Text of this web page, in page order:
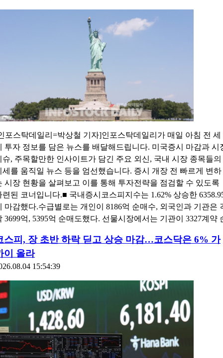
포스탁데일리=박상철 기자]인포스탁데일리가 매일 아침 전 세
투자 정보를 담은 뉴스를 배달해드립니다. 미국증시 마감과 시
슈, 주목할만한 인사이트가 담긴 주요 외신, 국내 시장 종목들의
세를 움직일 뉴스 등을 엄선했습니다. 증시 개장 전 빠르게 변하
시장 현황을 살펴보고 이를 통해 투자전략을 점검할 수 있도록
련된 코너입니다.■ 국내증시코스피지수는 1.62% 상승한
마감했다.수급별로는 개인이 8186억 순매수, 외국인과 기관은
3699억, 5395억 순매도했다. 선물시장에서는 기관이 3327계약
스피, 장 초반 하락 딛고 상승 마감…코스닥은 6% 가
이 올라
15:54:39